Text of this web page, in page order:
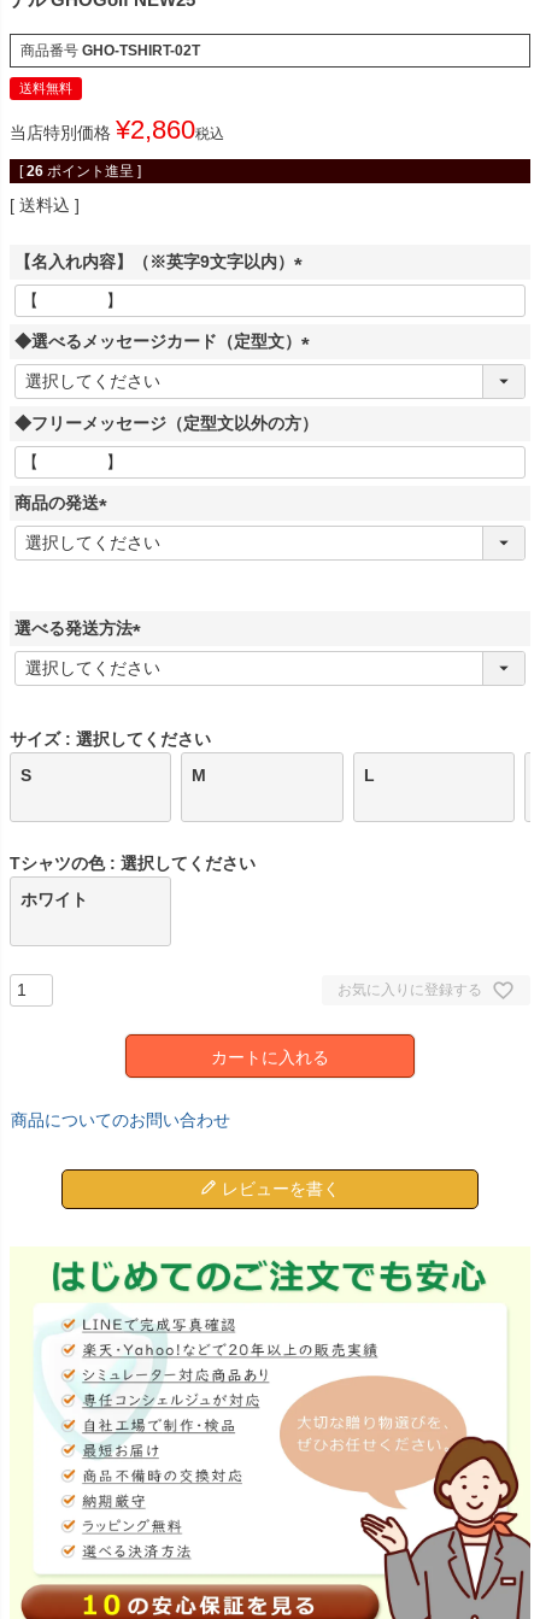
商品番号 GHO-TSHIRT-02T
送料無料
当店特別価格 ¥2,860税込
[ 26 ポイント進呈 ]
送料込
【名入れ内容】（※英字9文字以内）
(
必
須
)
◆選べるメッセージカード（定型文）
(
必
須
)
◆フリーメッセージ（定型文以外の方）
商品の発送
(
必
選べる発送方法
(
必
)
サイズ
選択してください
S
M L
Tシャツの色
選択してください
ホワイト
お気に入りに登録する
カートに入れる
商品についてのお問い合わせ
レビューを書く